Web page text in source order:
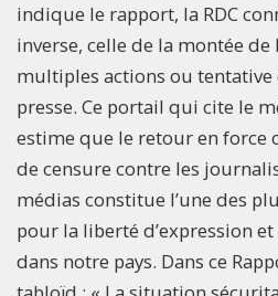
indique le rapport, la RDC
inverse, celle de la montée de
multiples actions ou
presse. Ce portail qui cite le
estime que le retour en force
de censure contre les
médias constitue l’une des
pour la liberté d’expression
dans notre pays. Dans ce